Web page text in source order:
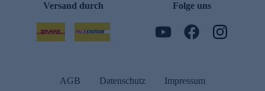
Versand durch Folge uns
AGB Datenschutz Impressum